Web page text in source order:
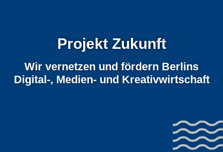
Projekt Zukunft
Wir vernetzen und fördern Berlins
Digital-, Medien- und Kreativwirtschaft